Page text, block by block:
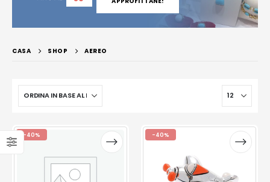
CASA SHOP AEREO
-40% -40%